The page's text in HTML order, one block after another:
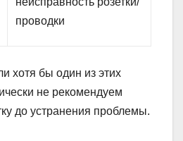
проводки
хотя бы один из этих
не рекомендуем
до устранения проблемы.